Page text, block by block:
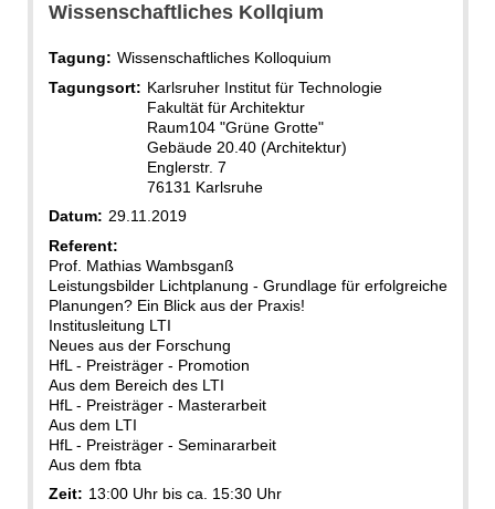
Wissenschaftliches Kollqium
Tagung: Wissenschaftliches Kolloquium
Tagungsort: Karlsruher Institut für Technologie
Fakultät für Architektur
Raum104 "Grüne Grotte"
Gebäude 20.40 (Architektur)
Englerstr. 7
76131 Karlsruhe
Datum: 29.11.2019
Referent:
Prof. Mathias Wambsganß
Leistungsbilder Lichtplanung - Grundlage für erfolgreiche
Planungen? Ein Blick aus der Praxis!
Institusleitung LTI
Neues aus der Forschung
HfL - Preisträger - Promotion
Aus dem Bereich des LTI
HfL - Preisträger - Masterarbeit
Aus dem LTI
HfL - Preisträger - Seminararbeit
Aus dem fbta
Zeit: 13:00 Uhr bis ca. 15:30 Uhr